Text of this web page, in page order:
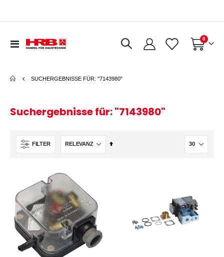
Navigation
Warenkorb
0Artikel
SUCHERGEBNISSE FÜR: "7143980"
Suchergebnisse für: "7143980"
FILTER
In